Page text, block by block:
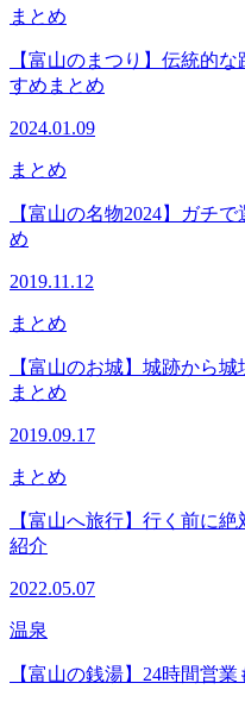
まとめ
【富山のまつり】伝統的
すめまとめ
2024.01.09
まとめ
【富山の名物2024】ガチ
め
2019.11.12
まとめ
【富山のお城】城跡から
まとめ
2019.09.17
まとめ
【富山へ旅行】行く前に
紹介
2022.05.07
温泉
【富山の銭湯】24時間営